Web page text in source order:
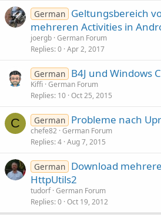
German Geltungsbereich
mehreren Activities in
joergb German Forum
Replies 0 Apr 2, 2017
German B4J und Windows
Kiffi German Forum
Replies 10 Oct 25, 2015
C German Probleme nach
chefe82 German Forum
Replies 4 Aug 7, 2015
German Download
HttpUtils2
tudorf German Forum
Replies 0 Oct 19, 2012